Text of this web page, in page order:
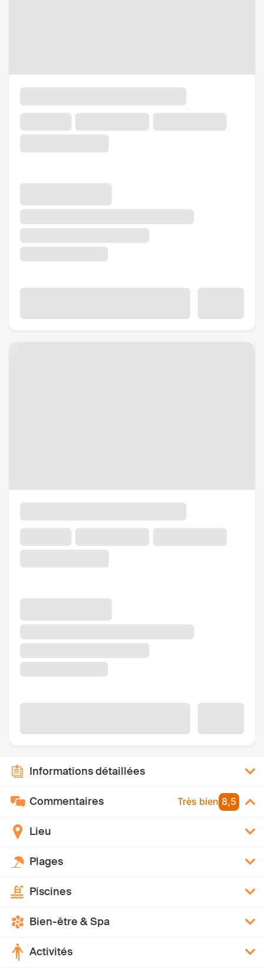
Informations détaillées
Commentaires Très bien 8,5
Lieu
Plages
Piscines
Bien-être & Spa
Activités